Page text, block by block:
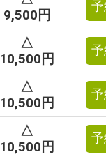
9,500円
△
10,500円
△
10,500円
△
10,500円